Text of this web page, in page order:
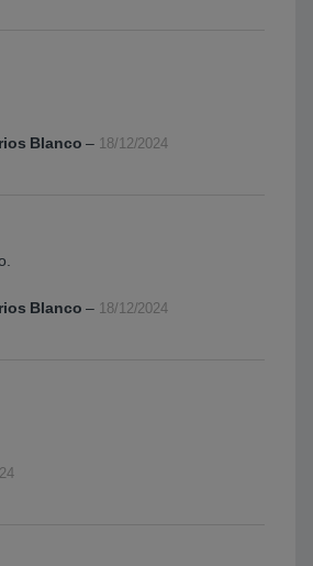
Blanco – 18/12/2024
Blanco – 18/12/2024